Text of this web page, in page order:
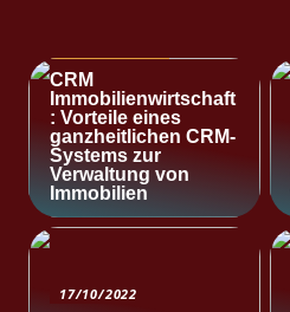
CRM
Immobilienwirtschaft
: Vorteile eines
ganzheitlichen CRM-
Systems zur
Verwaltung von
Immobilien
17/10/2022